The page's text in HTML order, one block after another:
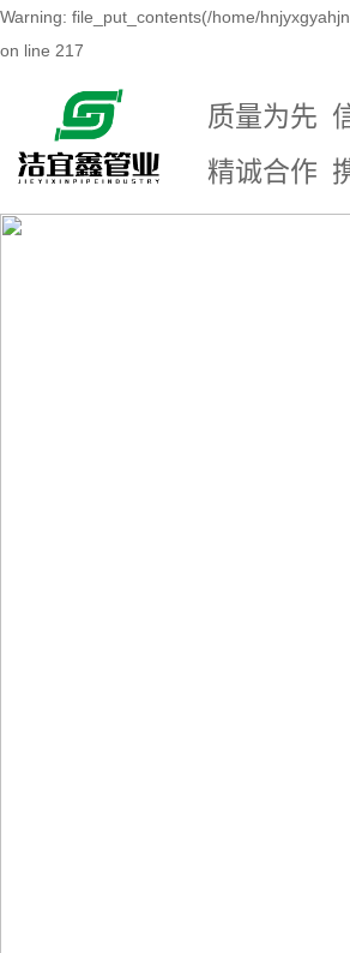
Warning: file_put_contents(/home/
on line 217
质量为先
精诚合作